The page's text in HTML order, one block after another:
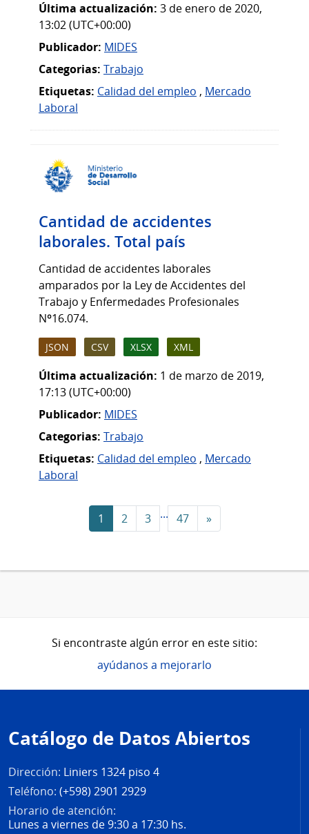
Última actualización: 3 de enero de 2020,
13:02 (UTC+00:00)
Publicador: MIDES
Categorias: Trabajo
Etiquetas: Calidad del empleo , Mercado
Laboral
Cantidad de accidentes
laborales. Total país
Cantidad de accidentes laborales
amparados por la Ley de Accidentes del
Trabajo y Enfermedades Profesionales
Nº16.074.
JSON CSV XLSX XML
Última actualización: 1 de marzo de 2019,
17:13 (UTC+00:00)
Publicador: MIDES
Categorias: Trabajo
Etiquetas: Calidad del empleo , Mercado
Laboral
1 2 3 ... 47 »
Si encontraste algún error en este sitio:
ayúdanos a mejorarlo
de
página
Catálogo de Datos Abiertos
Dirección: Liniers 1324 piso 4
Teléfono: (+598) 2901 2929
Horario de atención:
Lunes a viernes de 9:30 a 17:30 hs.